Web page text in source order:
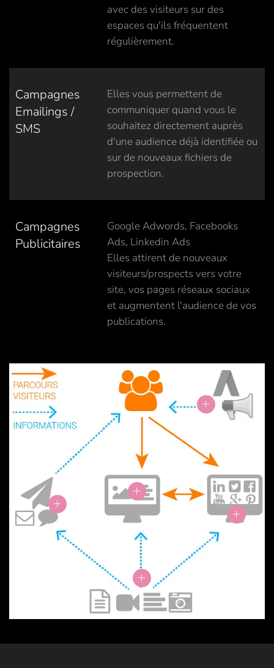
avec des visiteurs sur des
espaces qu'ils fréquentent
régulièrement.
Campagnes
Emailings /
SMS
Elles vous permettent de
communiquer quand vous le
souhaitez directement auprès
d'une audience déjà identifiée ou
sur de nouveaux fichiers de
prospection.
Campagnes
Publicitaires
Google Adwords, Facebooks
Ads, Linkedin Ads
Elles attirent de nouveaux
visiteurs/prospects vers votre
site, vos pages réseaux sociaux
et augmentent l'audience de vos
publications.